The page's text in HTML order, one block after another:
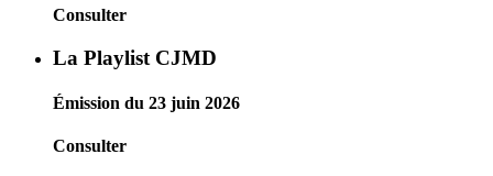
Consulter
La Playlist CJMD
Émission du 23 juin 2026
Consulter